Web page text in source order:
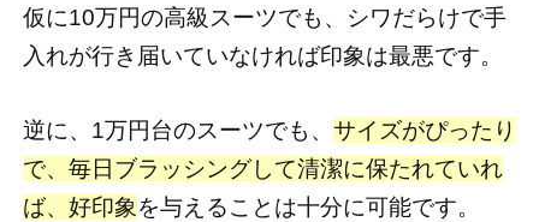
仮に10万円の高級スーツでも、シワだらけで手
入れが行き届いていなければ印象は最悪です。
逆に、1万円台のスーツでも、 サイズがぴったり
で、毎日ブラッシングして清潔に保たれていれ
ば、好印象 を与えることは十分に可能です。